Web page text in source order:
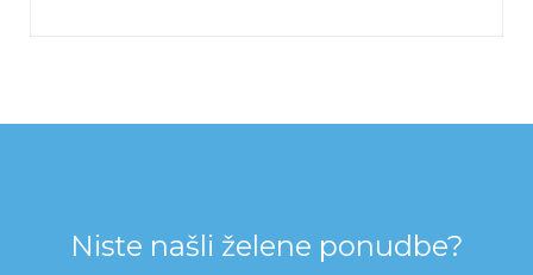
Niste našli želene ponudbe?